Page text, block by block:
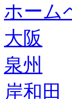
ホーム
大阪
泉州
岸和田